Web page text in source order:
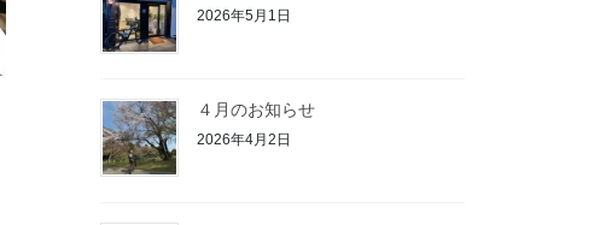
2026年5月1日
４月のお知らせ
2026年4月2日